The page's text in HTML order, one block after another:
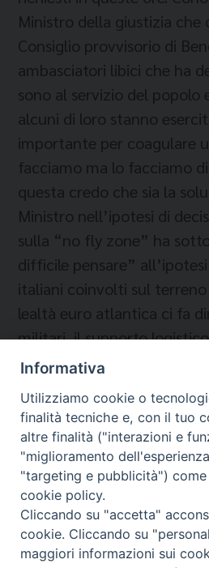
Ministro della giustizia che
Consiglio provvisorio di
ambasciatori libici che ha
sono al servizio del popolo
alcuni di loro stanno
importante per coagulare
facciamo ma lo facciamo
questa credo che sia la
Ministro nell’ipotesi di
sulla “no fly zone” ha
difficile pensare”
italiani coinvolti sul
lealtà euro atlantica ci fa
militari, il supporto
negarlo”.
Migrantes Online
Informativa
Utilizziamo cookie o
finalità tecniche e, con il tuo
altre finalità ("interazioni e
"miglioramento
"targeting e pubblicità")
cookie policy.
Cliccando su "accetta"
cookie. Cliccando su
maggiori informazioni sui